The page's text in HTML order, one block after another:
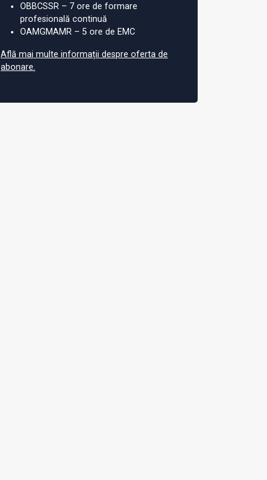
OBBCSSR – 7 ore de formare
profesională continuă
OAMGMAMR – 5 ore de EMC
Află mai multe informații despre oferta de
abonare.